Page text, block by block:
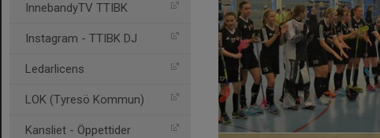
InnebandyTV TTIBK
Instagram - TTIBK DJ
Ledarlicens
LOK (Tyresö Kommun)
Kansliet - Öppettider